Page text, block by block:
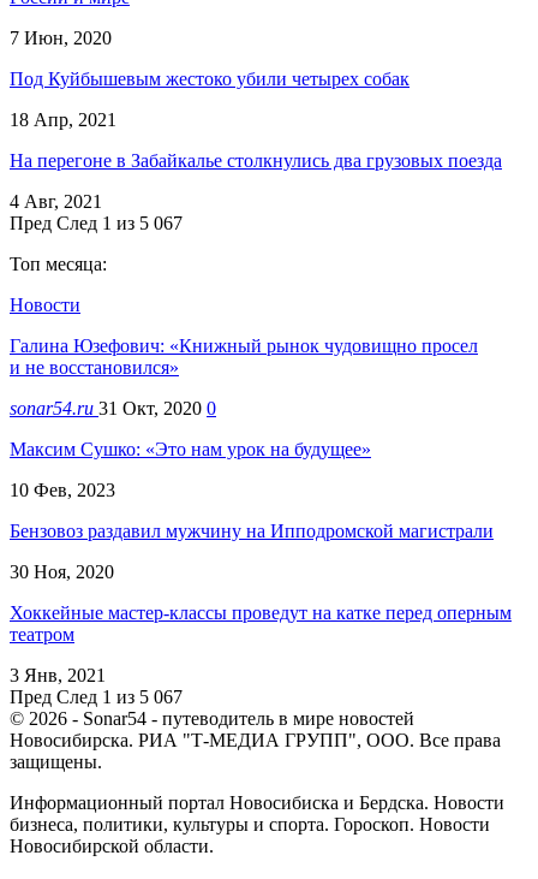
7 Июн, 2020
Под Куйбышевым жестоко убили четырех собак
18 Апр, 2021
На перегоне в Забайкалье столкнулись два грузовых поезда
4 Авг, 2021
Пред След 1 из 5 067
Топ месяца:
Новости
Галина Юзефович: «Книжный рынок чудовищно просел
и не восстановился»
sonar54.ru 31 Окт, 2020 0
Максим Сушко: «Это нам урок на будущее»
10 Фев, 2023
Бензовоз раздавил мужчину на Ипподромской магистрали
30 Ноя, 2020
Хоккейные мастер-классы проведут на катке перед оперным
театром
3 Янв, 2021
Пред След 1 из 5 067
© 2026 - Sonar54 - путеводитель в мире новостей
Новосибирска. РИА "Т-МЕДИА ГРУПП", ООО. Все права
защищены.
Информационный портал Новосибиска и Бердска. Новости
бизнеса, политики, культуры и спорта. Гороскоп. Новости
Новосибирской области.